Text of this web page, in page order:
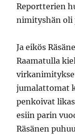
Reportterien
nimityshän
Ja eikös
Raamatulla
jumalattomat
penkoivat
esiin parin
Räsänen